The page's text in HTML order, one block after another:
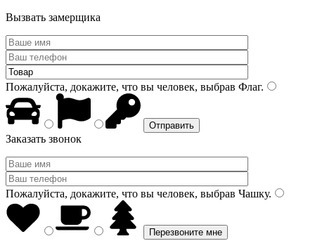
Вызвать замерщика
Пожалуйста, докажите, что вы человек, выбрав Флаг.
Заказать звонок
Пожалуйста, докажите, что вы человек, выбрав Чашку.